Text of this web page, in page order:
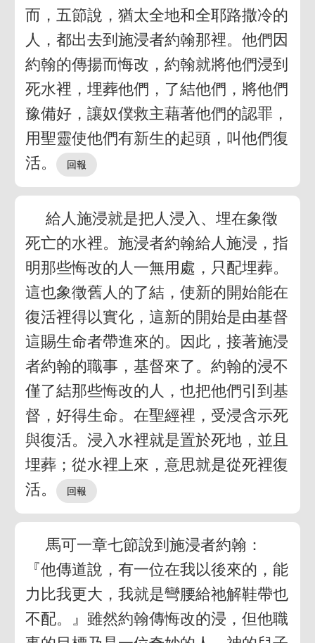
而，五節說，猶太全地和全耶路撒冷的
人，都出去到施浸者約翰那裡。他們因
約翰的傳揚而悔改，約翰就將他們浸到
死水裡，埋葬他們，了結他們，將他們
豫備好，讓奴僕救主藉著他們的認罪，
用聖靈使他們有新生的起頭，叫他們復
活。
給人施浸就是把人浸入、埋在象徵
死亡的水裡。施浸者約翰給人施浸，指
明那些悔改的人一無用處，只配埋葬。
這也象徵舊人的了結，使新的開始能在
復活裡得以實化，這新的開始是由基督
這賜生命者帶進來的。因此，接著施浸
者約翰的職事，基督來了。約翰的浸不
僅了結那些悔改的人，也把他們引到基
督，好得生命。在聖經裡，受浸含示死
與復活。浸入水裡就是置於死地，並且
埋葬；從水裡上來，意思就是從死裡復
活。
馬可一章七節說到施浸者約翰：
『他傳道說，有一位在我以後來的，能
力比我更大，我就是彎腰給祂解鞋帶也
不配。』雖然約翰傳悔改的浸，但他職